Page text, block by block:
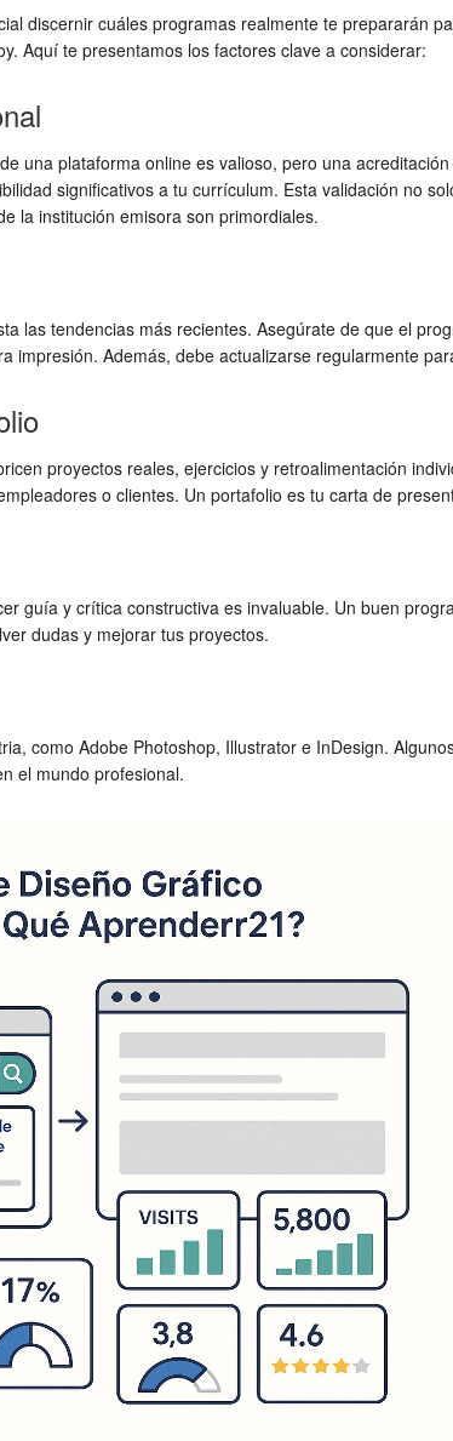
discernir cuáles programas realmente te prepararán
Aquí te presentamos los factores clave a considerar:
una plataforma online es valioso, pero una
significativos a tu currículum. Esta validación no
la institución emisora son primordiales.
las tendencias más recientes. Asegúrate de que el
impresión. Además, debe actualizarse regularmente
proyectos reales, ejercicios y retroalimentación
o clientes. Un portafolio es tu carta de
guía y crítica constructiva es invaluable. Un buen
dudas y mejorar tus proyectos.
como Adobe Photoshop, Illustrator e InDesign.
el mundo profesional.